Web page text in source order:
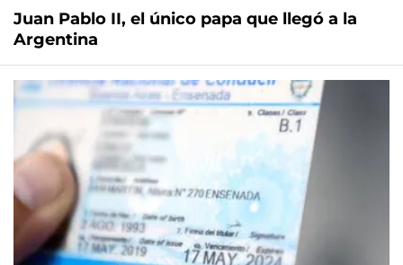
Juan Pablo II, el único papa que llegó a la
Argentina